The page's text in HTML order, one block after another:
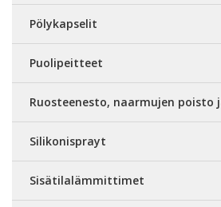
Pölykapselit
Puolipeitteet
Ruosteenesto, naarmujen poisto
Silikonisprayt
Sisätilalämmittimet